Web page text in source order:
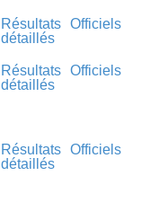
Résultats
détaillés
Officiels
Résultats
détaillés
Officiels
Résultats
détaillés
Officiels